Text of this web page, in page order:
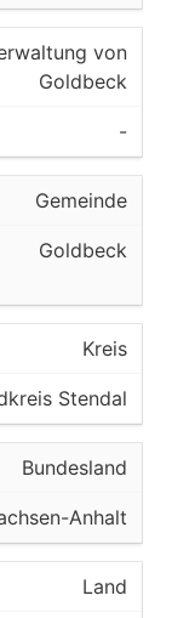
von
Goldbeck
-
Gemeinde
Goldbeck
Kreis
Stendal
Bundesland
Anhalt
Land